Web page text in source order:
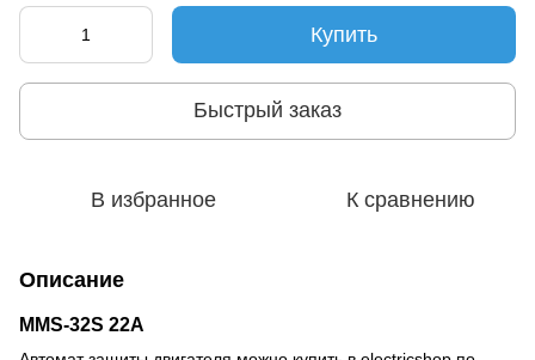
Купить
Быстрый заказ
В избранное К сравнению
Описание
MMS-32S 22A